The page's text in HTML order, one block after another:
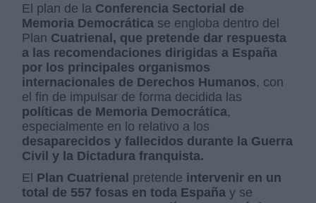
El plan de la Conferencia Sectorial de
Memoria Democrática se engloba dentro del
Plan Cuatrienal, que pretende dar respuesta
a las recomendaciones dirigidas a España
por los principales organismos
internacionales de Derechos Humanos, con
el fin de impulsar de forma decidida las
políticas de Memoria Democrática,
especialmente en lo relativo a los
desaparecidos y fallecidos durante la Guerra
Civil y la Dictadura franquista.
El Plan Cuatrienal pretende intervenir en un
total de 557 fosas en toda España y se